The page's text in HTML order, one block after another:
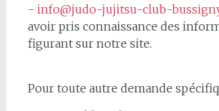
- info@judo-jujitsu-club-
avoir pris connaissance des
figurant sur notre site.
Pour toute autre demande